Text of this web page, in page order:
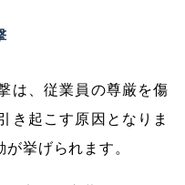
は、従業員の尊厳を傷
き起こす原因となりま
挙げられます。